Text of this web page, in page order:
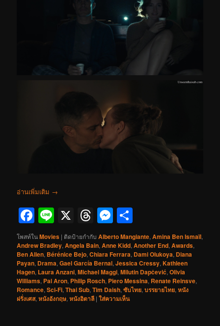
อ่านเพิ่มเติม →
Facebook
Line
X Threads
Messenger
โพสท์ในMovies | ติดป้ายกำกับ Alberto Mangiante,Amina Ben Ismaïl,
Andrew Bradley,Angela Bain,Anne Kidd,Another End,Awards,
Ben Allen, Bérénice Bejo,Chiara Ferrara, Dami Olukoya, Diana
Payan, Drama,Gael García Bernal,Jessica Cressy,Kathleen
Hagen, Laura Anzani,Michael Maggi,Milutin Dapčević,Olivia
Williams, Pal Aron, Philip Rosch, Piero Messina, Renate Reinsve,
Romance,Sci-Fi,Thai Sub,Tim Daish,ซับไทย,บรรยายไทย,หนัง
ฝรั่งเศส,หนังอังกฤษ,หนังอิตาลี |ใส่ความเห็น